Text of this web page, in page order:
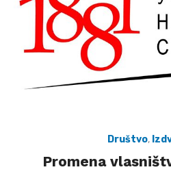
Društvo,
Promena